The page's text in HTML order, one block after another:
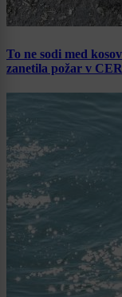
To ne sodi med
zanetila požar v